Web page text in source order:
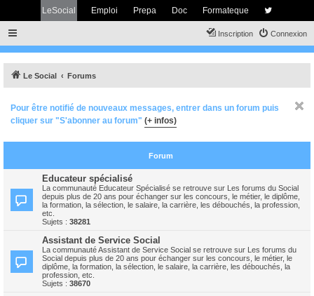
LeSocial Emploi Prepa Doc Formateque
Connexion
Inscription
Le Social Forums
Pour être notifié de nouveaux messages, entrer dans un forum puis
cliquer sur "S'abonner au forum" (+ infos)
Forum
Educateur spécialisé
La communauté Educateur Spécialisé se retrouve sur Les forums du Social
depuis plus de 20 ans pour échanger sur les concours, le métier, le diplôme,
la formation, la sélection, le salaire, la carrière, les débouchés, la profession,
etc.
Sujets : 38281
Assistant de Service Social
La communauté Assistant de Service Social se retrouve sur Les forums du
Social depuis plus de 20 ans pour échanger sur les concours, le métier, le
diplôme, la formation, la sélection, le salaire, la carrière, les débouchés, la
profession, etc.
Sujets : 38670